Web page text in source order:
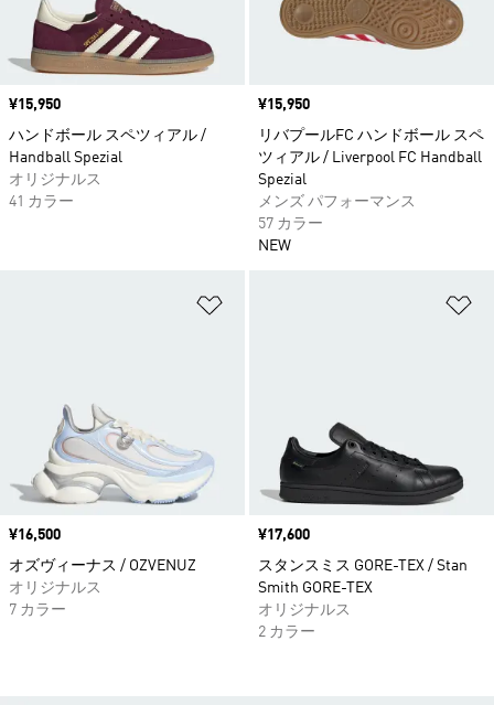
価格
¥15,950
ハンドボール スペツィアル /
Handball Spezial
オリジナルス
41 カラー
価格
¥15,950
リバプールFC ハンドボール スペ
ツィアル / Liverpool FC Handball
Spezial
メンズ パフォーマンス
57 カラー
NEW
価格
¥16,500
オズヴィーナス / OZVENUZ
オリジナルス
7 カラー
価格
¥17,600
スタンスミス GORE-TEX / Stan
Smith GORE-TEX
オリジナルス
2 カラー